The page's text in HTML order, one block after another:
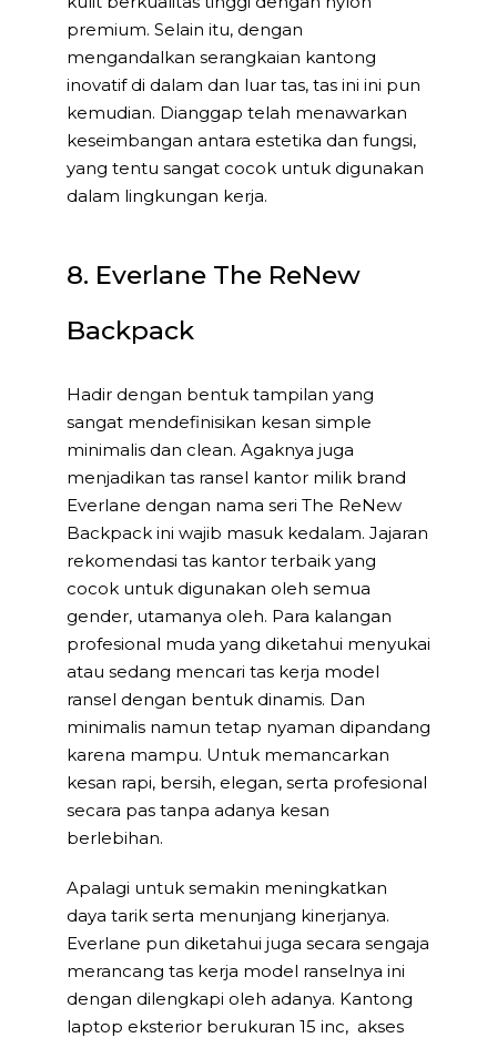
premium. Selain itu, dengan
mengandalkan serangkaian kantong
inovatif di dalam dan luar tas, tas ini ini pun
kemudian. Dianggap telah menawarkan
keseimbangan antara estetika dan fungsi,
yang tentu sangat cocok untuk digunakan
dalam lingkungan kerja.
8. Everlane The ReNew
Backpack
Hadir dengan bentuk tampilan yang
sangat mendefinisikan kesan simple
minimalis dan clean. Agaknya juga
menjadikan tas ransel kantor milik brand
Everlane dengan nama seri The ReNew
Backpack ini wajib masuk kedalam. Jajaran
rekomendasi tas kantor terbaik yang
cocok untuk digunakan oleh semua
gender, utamanya oleh. Para kalangan
profesional muda yang diketahui menyukai
atau sedang mencari tas kerja model
ransel dengan bentuk dinamis. Dan
minimalis namun tetap nyaman dipandang
karena mampu. Untuk memancarkan
kesan rapi, bersih, elegan, serta profesional
secara pas tanpa adanya kesan
berlebihan.
Apalagi untuk semakin meningkatkan
daya tarik serta menunjang kinerjanya.
Everlane pun diketahui juga secara sengaja
merancang tas kerja model ranselnya ini
dengan dilengkapi oleh adanya. Kantong
laptop eksterior berukuran 15 inc, akses